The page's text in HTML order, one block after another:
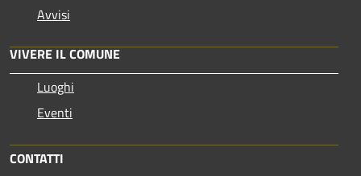
Avvisi
VIVERE IL COMUNE
Luoghi
Eventi
CONTATTI